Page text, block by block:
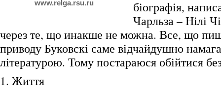
www.relga.rsu.ru
біографія,
Чарльза – Нілі
через те, що инакше не можна. Все, що
приводу Буковскі саме відчайдушно
літературою. Тому постараюся обійтися
1. Життя